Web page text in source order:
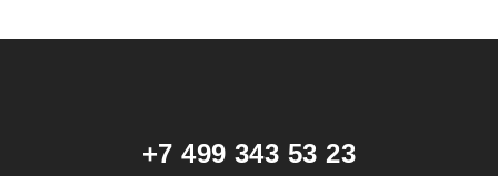
+7 499 343 53 23